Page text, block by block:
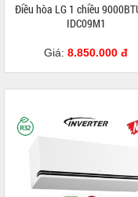
Điều hòa LG 1 chiều
IDC09M1
Giá: 8.850.000 đ